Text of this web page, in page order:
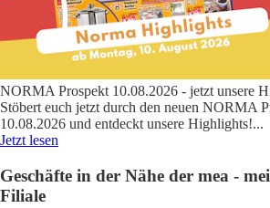
NORMA Prospekt 10.08.2026 - jetzt unsere
Stöbert euch jetzt durch den neuen NORMA
10.08.2026 und entdeckt unsere Highlights!...
Jetzt lesen
Geschäfte in der Nähe der mea -
Filiale